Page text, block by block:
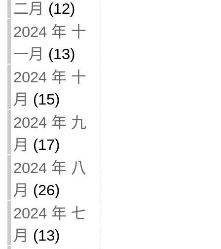
二月 (12)
2024 年 十
一月 (13)
2024 年 十
月 (15)
2024 年 九
月 (17)
2024 年 八
月 (26)
2024 年 七
月 (13)